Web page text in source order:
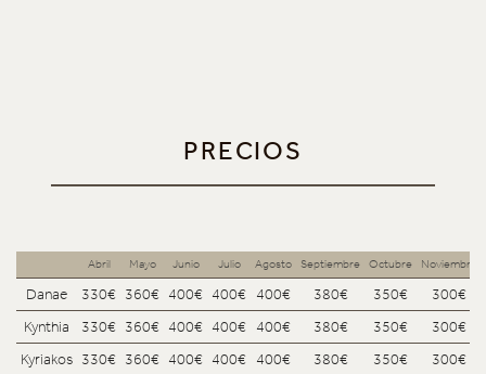
PRECIOS
Abril Mayo Junio Julio Agosto Septiembre Octubre Noviembre
Danae 330€ 360€ 400€ 400€ 400€ 380€ 350€
300€
Kynthia
330€ 360€ 400€ 400€ 400€ 380€ 350€
300€
Kyriakos 330€ 360€ 400€ 400€ 400€ 380€ 350€ 300€